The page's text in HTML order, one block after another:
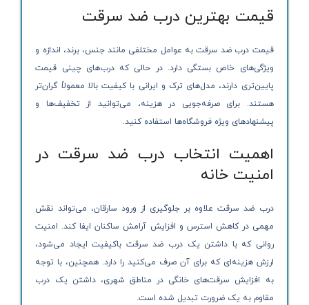
قیمت بهترین درب ضد سرقت
قیمت درب ضد سرقت به عوامل مختلفی مانند جنس، برند، اندازه و
ویژگی‌های خاص بستگی دارد. در حالی که درب‌های چینی قیمت
پایین‌تری دارند، مدل‌های ترک و ایرانی با کیفیت بالا معمولاً گران‌تر
هستند. برای صرفه‌جویی در هزینه، می‌توانید از تخفیف‌ها و
پیشنهادهای ویژه فروشگاه‌ها استفاده کنید.
اهمیت انتخاب درب ضد سرقت در
امنیت خانه
درب ضد سرقت علاوه بر جلوگیری از ورود سارقان، می‌تواند نقش
مهمی در کاهش استرس و افزایش آرامش ساکنان ایفا کند. امنیت
روانی که با داشتن یک درب ضد سرقت باکیفیت ایجاد می‌شود،
ارزش هزینه‌ای که برای آن صرف می‌کنید را دارد. همچنین، با توجه
به افزایش سرقت‌های خانگی در مناطق شهری، داشتن یک درب
مقاوم به یک ضرورت تبدیل شده است.